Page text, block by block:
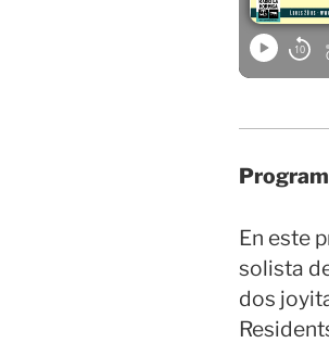
En este
solista
dos